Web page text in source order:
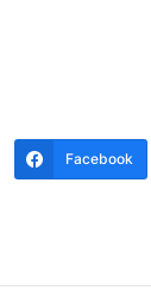
Facebook